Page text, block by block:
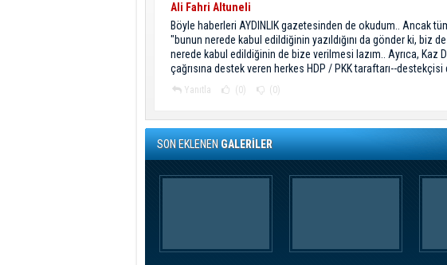
Ali Fahri Altuneli
Böyle haberleri AYDINLIK gazetesinden de okudum.. Ancak
"bunun nerede kabul edildiğinin yazıldığını da gönder ki, biz
nerede kabul edildiğinin de bize verilmesi lazım.. Ayrıca, Kaz
çağrısına destek veren herkes HDP / PKK taraftarı--destekçisi
Yanıtla (0) (0)
SON EKLENENGALERİLER